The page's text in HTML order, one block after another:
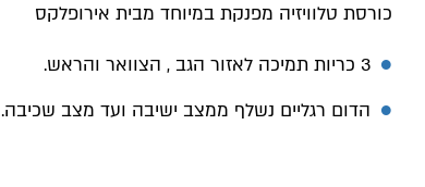
כורסת טלוויזיה מפנקת במיוחד מבית אירופלקס
3 כריות תמיכה לאזור הגב , הצוואר והראש.
הדום רגליים נשלף ממצב ישיבה ועד מצב שכיבה.